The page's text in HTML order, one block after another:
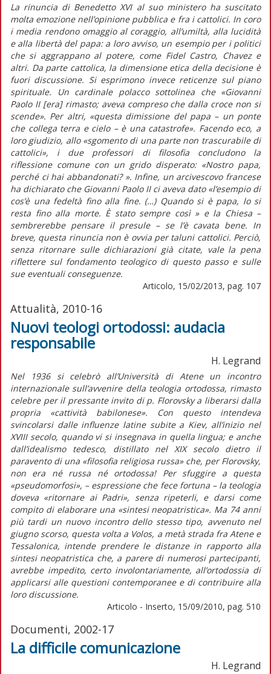
La rinuncia di Benedetto XVI al suo ministero ha suscitato
molta emozione nell’opinione pubblica e fra i cattolici. In coro
i media rendono omaggio al coraggio, all’umiltà, alla lucidità
e alla libertà del papa: a loro avviso, un esempio per i politici
che si aggrappano al potere, come Fidel Castro, Chavez e
altri. Da parte cattolica, la dimensione etica della decisione è
fuori discussione. Si esprimono invece reticenze sul piano
spirituale. Un cardinale polacco sottolinea che «Giovanni
Paolo II [era] rimasto; aveva compreso che dalla croce non si
scende». Per altri, «questa dimissione del papa – un ponte
che collega terra e cielo – è una catastrofe». Facendo eco, a
loro giudizio, allo «sgomento di una parte non trascurabile di
cattolici», i due professori di filosofia concludono la
riflessione comune con un grido disperato: «Nostro papa,
perché ci hai abbandonati? ». Infine, un arcivescovo francese
ha dichiarato che Giovanni Paolo II ci aveva dato «l’esempio di
cos’è una fedeltà fino alla fine. (…) Quando si è papa, lo si
resta fino alla morte. È stato sempre così » e la Chiesa –
sembrerebbe pensare il presule – se l’è cavata bene. In
breve, questa rinuncia non è ovvia per taluni cattolici. Perciò,
senza ritornare sulle dichiarazioni già citate, vale la pena
riflettere sul fondamento teologico di questo passo e sulle
sue eventuali conseguenze.
Articolo, 15/02/2013, pag. 107
Attualità, 2010-16
Nuovi teologi ortodossi: audacia
responsabile
H. Legrand
Nel 1936 si celebrò all’Università di Atene un incontro
internazionale sull’avvenire della teologia ortodossa, rimasto
celebre per il pressante invito di p. Florovsky a liberarsi dalla
propria «cattività babilonese». Con questo intendeva
svincolarsi dalle influenze latine subite a Kiev, all’inizio nel
XVIII secolo, quando vi si insegnava in quella lingua; e anche
dall’idealismo tedesco, distillato nel XIX secolo dietro il
paravento di una «filosofia religiosa russa» che, per Florovsky,
non era né russa né ortodossa! Per sfuggire a questa
«pseudomorfosi», – espressione che fece fortuna – la teologia
doveva «ritornare ai Padri», senza ripeterli, e darsi come
compito di elaborare una «sintesi neopatristica». Ma 74 anni
più tardi un nuovo incontro dello stesso tipo, avvenuto nel
giugno scorso, questa volta a Volos, a metà strada fra Atene e
Tessalonica, intende prendere le distanze in rapporto alla
sintesi neopatristica che, a parere di numerosi partecipanti,
avrebbe impedito, certo involontariamente, all’ortodossia di
applicarsi alle questioni contemporanee e di contribuire alla
loro discussione.
Articolo - Inserto, 15/09/2010, pag. 510
Documenti, 2002-17
La difficile comunicazione
H. Legrand